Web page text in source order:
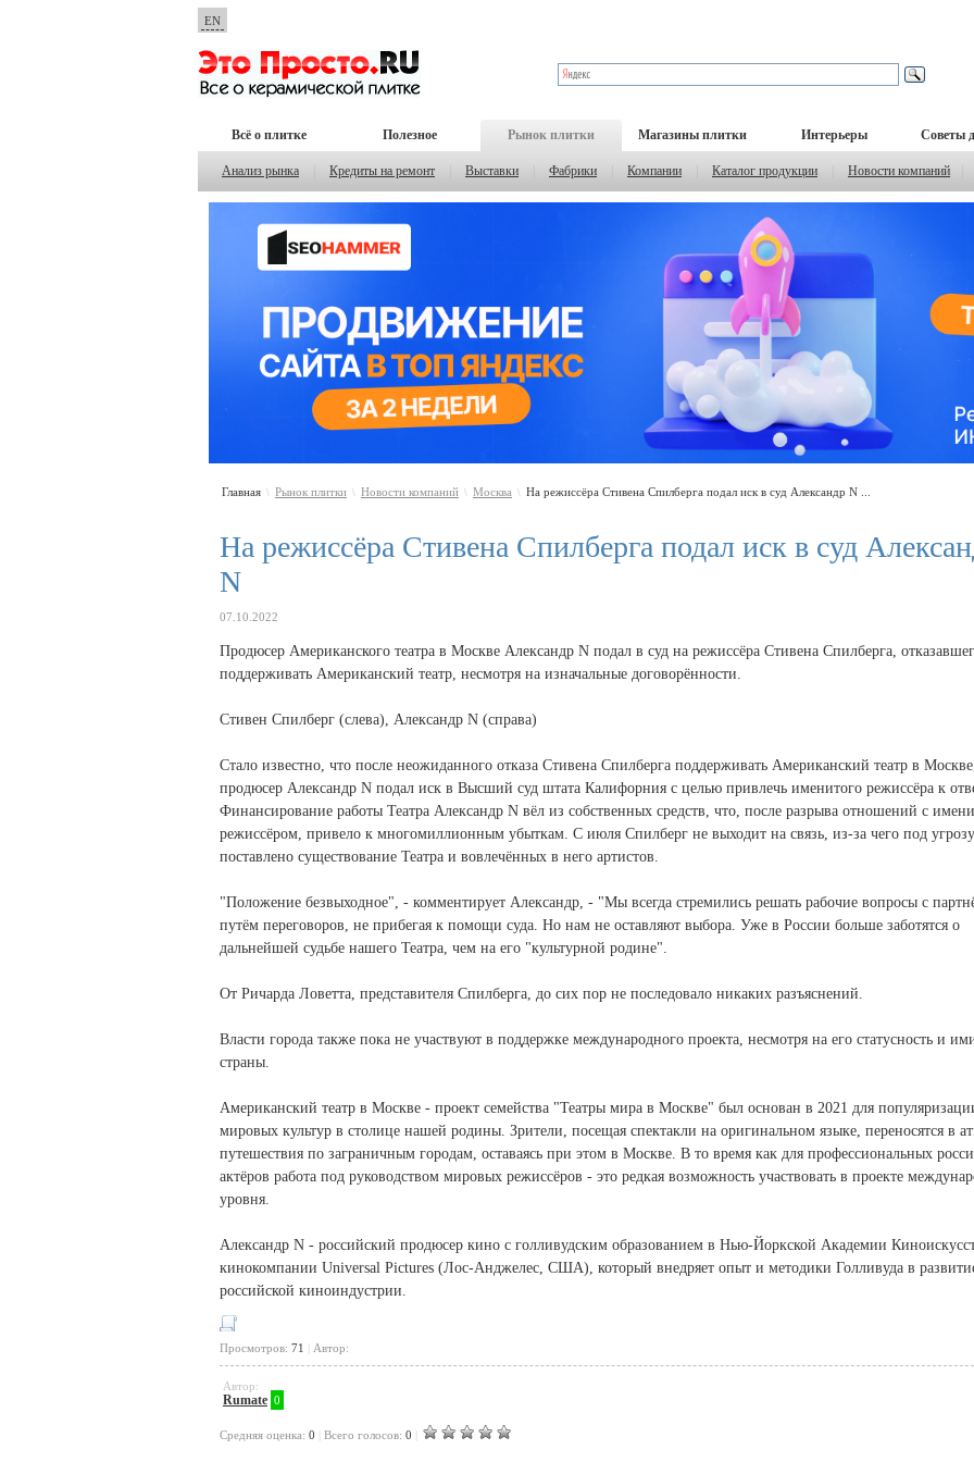
EN
Всё о плитке Полезное Рынок плитки Магазины плитки Интерьеры Советы
Анализ рынка Кредиты на ремонт Выставки Фабрики Компании Каталог продукции Новости компаний
Главная \ Рынок плитки \ Новости компаний \ Москва \ На режиссёра Стивена Спилберга подал иск в суд Александр N ...
На режиссёра Стивена Спилберга подал иск в суд
N
07.10.2022
Продюсер Американского театра в Москве Александр N подал в суд на режиссёра Стивена Спилберга,
поддерживать Американский театр, несмотря на изначальные договорённости.
Стивен Спилберг (слева), Александр N (справа)
Стало известно, что после неожиданного отказа Стивена Спилберга поддерживать Американский театр в Москве,
продюсер Александр N подал иск в Высший суд штата Калифорния с целью привлечь именитого режиссёра к
Финансирование работы Театра Александр N вёл из собственных средств, что, после разрыва отношений с
режиссёром, привело к многомиллионным убыткам. С июля Спилберг не выходит на связь, из-за чего под угрозу
поставлено существование Театра и вовлечённых в него артистов.
"Положение безвыходное", - комментирует Александр, - "Мы всегда стремились решать рабочие вопросы с
путём переговоров, не прибегая к помощи суда. Но нам не оставляют выбора. Уже в России больше заботятся о
дальнейшей судьбе нашего Театра, чем на его "культурной родине".
От Ричарда Ловетта, представителя Спилберга, до сих пор не последовало никаких разъяснений.
Власти города также пока не участвуют в поддержке международного проекта, несмотря на его статусность и
страны.
Американский театр в Москве - проект семейства "Театры мира в Москве" был основан в 2021 для
мировых культур в столице нашей родины. Зрители, посещая спектакли на оригинальном языке, переносятся в
путешествия по заграничным городам, оставаясь при этом в Москве. В то время как для профессиональных
актёров работа под руководством мировых режиссёров - это редкая возможность участвовать в проекте
уровня.
Александр N - российский продюсер кино с голливудским образованием в Нью-Йоркской Академии
кинокомпании Universal Pictures (Лос-Анджелес, США), который внедряет опыт и методики Голливуда в
российской киноиндустрии.
Просмотров: 71 Автор:
Автор:
Rumate 0
Cредняя оценка: 0 Всего голосов: 0